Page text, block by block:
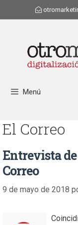
Menú
El Correo
Entrevista
Correo
9 de mayo de 2018